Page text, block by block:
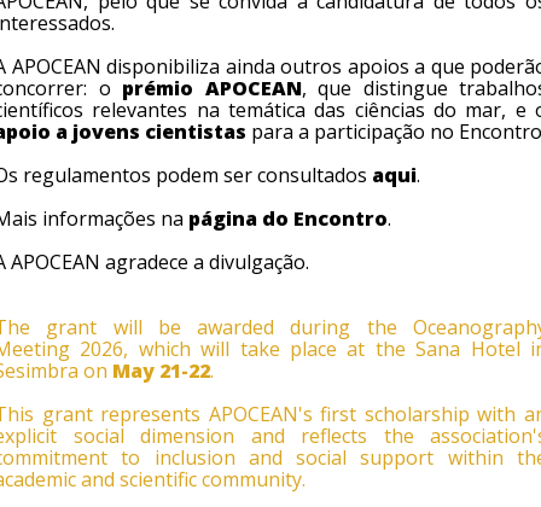
APOCEAN disponibiliza ainda outros apoios a que
o prémio APOCEAN, que distingue
relevantes na temática das ciências do mar, e
a jovens cientistas para a participação no
regulamentos podem ser consultados aqui.
informações na página do Encontro.
APOCEAN agradece a divulgação.
grant will be awarded during the
2026, which will take place at the Sana Hotel
on May 21-22.
grant represents APOCEAN's first scholarship with
social dimension and reflects the
to inclusion and social support within
and scientific community.